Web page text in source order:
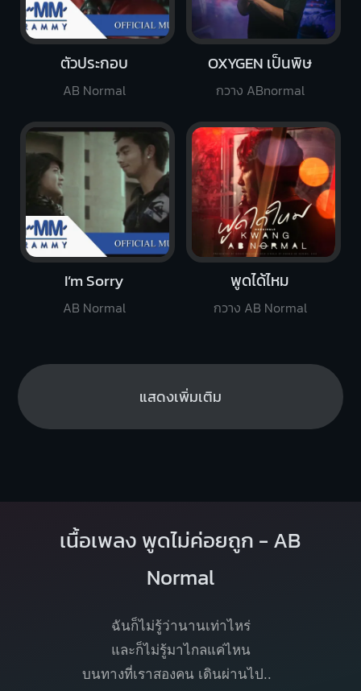
ตัวประกอบ
AB Normal
OXYGEN เป็นพิษ
กวาง ABnormal
I’m Sorry
AB Normal
พูดได้ไหม
กวาง AB Normal
แสดงเพิ่มเติม
เนื้อเพลง พูดไม่ค่อยถูก - AB
Normal
ฉันก็ไม่รู้ว่านานเท่าไหร่
และก็ไม่รู้มาไกลแค่ไหน
บนทางที่เราสองคน เดินผ่านไป..